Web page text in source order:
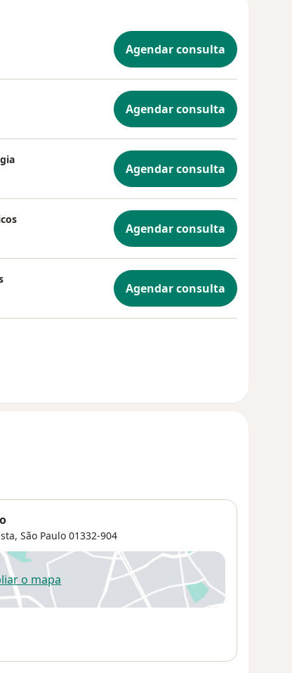
Agendar consulta
Agendar consulta
Agendar consulta
Agendar consulta
Agendar consulta
, São Paulo 01332-904
o mapa
abre num novo separador